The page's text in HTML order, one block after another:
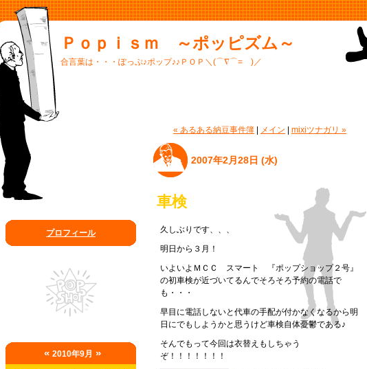
Ｐｏｐｉｓｍ ～ポッピズム～
合言葉は・・・ぽっぷ♪ポップ♪♪ＰＯＰ＼(⌒∇⌒= )／
プロフィール
« 2010年9月 »
« あるある納豆事件簿 メイン mixiツナガリ »
2007年2月28日 (水)
車検
久しぶりです、、、
明日から３月！
いよいよＭＣＣ スマート 『ポップショップ２号』
の初車検が近づいてるんでそろそろ予約の電話で
も・・・
早目に電話しないと代車の手配が付かなくなるから明
日にでもしようかと思うけど車検自体憂鬱である♪
そんでもって今回は衣替えもしちゃう
ぞ！！！！！！！